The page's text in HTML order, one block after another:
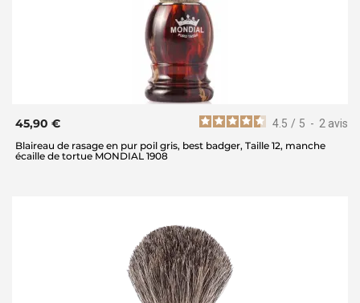
4.5 / 5 - 2 avis
45,90 €
Blaireau de rasage en pur poil gris, best badger, Taille 12, manche
écaille de tortue MONDIAL 1908